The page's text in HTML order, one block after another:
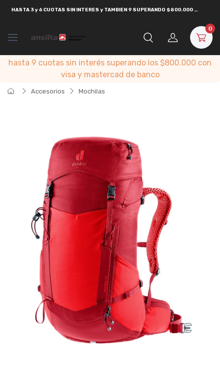
HASTA 3 y 6 CUOTAS SIN INTERES y TAMBIEN 9 SUPERANDO $800.000 CON
0
hasta 9 cuotas sin interés superando los $800.000 con
visa y mastercad de banco
Accesorios Mochilas